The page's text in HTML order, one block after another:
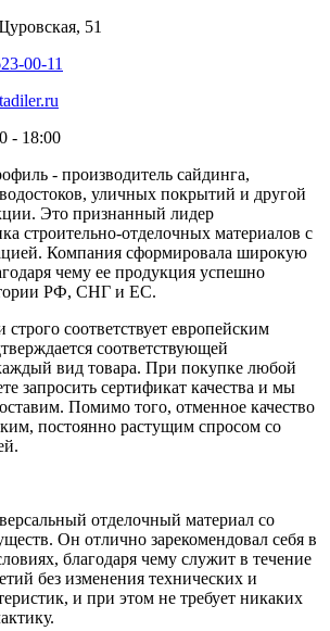
51
00-11
- 18:00
- производитель сайдинга,
уличных покрытий и другой
Это признанный лидер
строительно-отделочных материалов с
Компания сформировала широкую
чему ее продукция успешно
РФ, СНГ и ЕС.
соответствует европейским
соответствующей
вид товара. При покупке любой
запросить сертификат качества и мы
Помимо того, отменное качество
постоянно растущим спросом со
отделочный материал со
Он отлично зарекомендовал себя в
благодаря чему служит в течение
без изменения технических и
и при этом не требует никаких